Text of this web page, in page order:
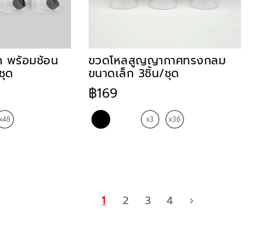
พร้อมช้อน
ด
ขวดโหลสูญญากาศทรงกลม
ขนาดเล็ก 3ชิ้น/ชุด
฿169
1 2 3 4